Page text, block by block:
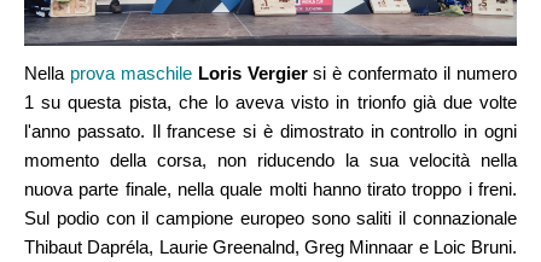
Nella prova maschile Loris Vergiersi è confermato il numero
1 su questa pista, che lo aveva visto in trionfo già due volte
l'anno passato. Il francese si è dimostrato in controllo in ogni
momento della corsa, non riducendo la sua velocità nella
nuova parte finale, nella quale molti hanno tirato troppo i freni.
Sul podio con il campione europeo sono saliti il connazionale
Thibaut Dapréla, Laurie Greenalnd, Greg Minnaar e Loic Bruni.